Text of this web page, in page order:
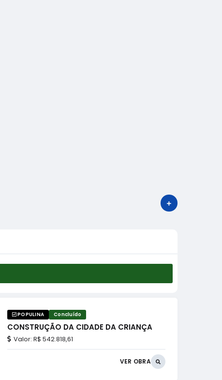
POPULINA Concluído
CONSTRUÇÃO DA CIDADE DA CRIANÇA
Valor: R$ 542.818,61
VER OBRA